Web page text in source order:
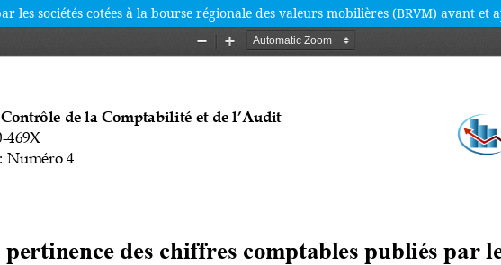
sociétés cotées à la bourse régionale des valeurs mobilières (BRVM) avant et